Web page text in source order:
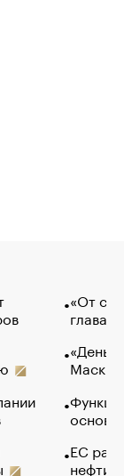
«От
глава
Маск в
основ
ЕС
нефти